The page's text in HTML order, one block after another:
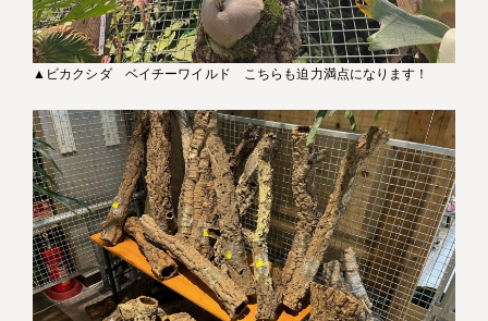
▲ビカクシダ ベイチーワイルド こちらも迫力満点になります！